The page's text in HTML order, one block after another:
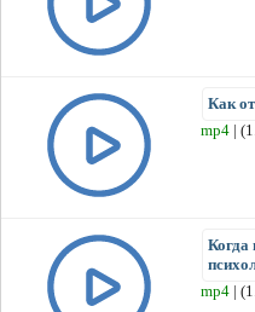
Как
mp4 |
Когда
mp4 |